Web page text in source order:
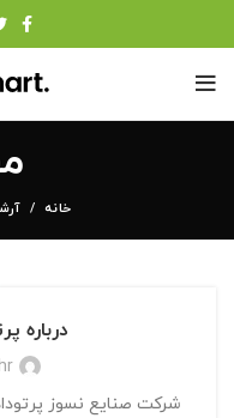
خانه
درباره
شرکت صنایع نسوز